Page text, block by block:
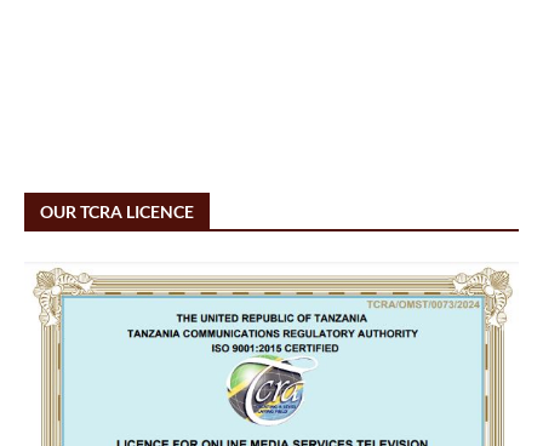
OUR TCRA LICENCE